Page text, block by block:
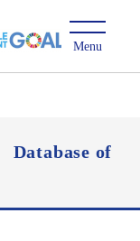
Database of